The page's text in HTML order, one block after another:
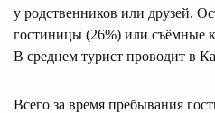
у родственников или друзей.
гостиницы (26%) или съёмные
В среднем турист проводит в
Всего за время пребывания